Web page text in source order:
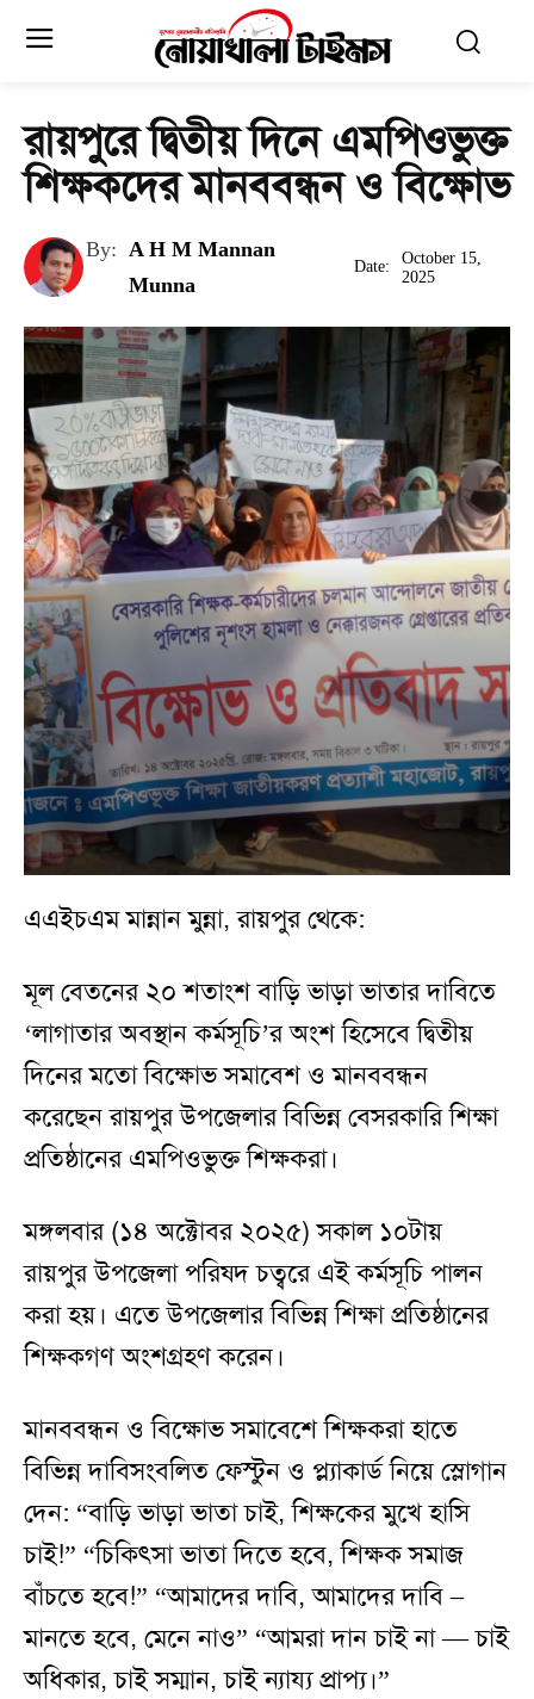
রায়পুরে দ্বিতীয় দিনে এমপিওভুক্ত
শিক্ষকদের মানববন্ধন ও বিক্ষোভ
By: A H M Mannan
Munna
Date:
October 15,
2025
এএইচএম মান্নান মুন্না, রায়পুর থেকে:
মূল বেতনের ২০ শতাংশ বাড়ি ভাড়া ভাতার দাবিতে
‘লাগাতার অবস্থান কর্মসূচি’র অংশ হিসেবে দ্বিতীয়
দিনের মতো বিক্ষোভ সমাবেশ ও মানববন্ধন
করেছেন রায়পুর উপজেলার বিভিন্ন বেসরকারি শিক্ষা
প্রতিষ্ঠানের এমপিওভুক্ত শিক্ষকরা।
মঙ্গলবার (১৪ অক্টোবর ২০২৫) সকাল ১০টায়
রায়পুর উপজেলা পরিষদ চত্বরে এই কর্মসূচি পালন
করা হয়। এতে উপজেলার বিভিন্ন শিক্ষা প্রতিষ্ঠানের
শিক্ষকগণ অংশগ্রহণ করেন।
মানববন্ধন ও বিক্ষোভ সমাবেশে শিক্ষকরা হাতে
বিভিন্ন দাবিসংবলিত ফেস্টুন ও প্ল্যাকার্ড নিয়ে স্লোগান
দেন: “বাড়ি ভাড়া ভাতা চাই, শিক্ষকের মুখে হাসি
চাই!” “চিকিৎসা ভাতা দিতে হবে, শিক্ষক সমাজ
বাঁচতে হবে!” “আমাদের দাবি, আমাদের দাবি –
মানতে হবে, মেনে নাও” “আমরা দান চাই না — চাই
অধিকার, চাই সম্মান, চাই ন্যায্য প্রাপ্য।”